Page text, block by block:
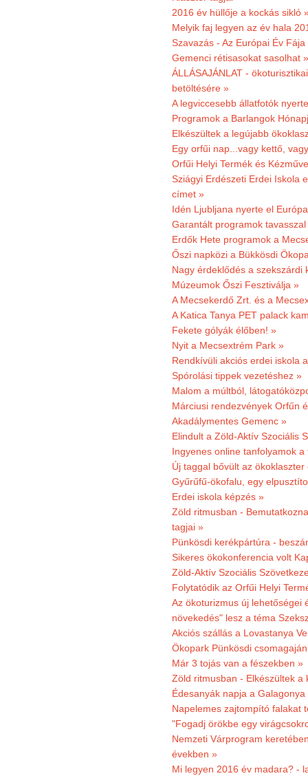
2016 év hüllője a kockás sikló
Melyik faj legyen az év hala
Szavazás - Az Európai Év
Gemenci rétisasokat sasolhat »
ÁLLÁSAJÁNLAT -
betöltésére »
A legviccesebb állatfotók
Programok a Barlangok
Elkészültek a legújabb
Egy orfűi nap...vagy kettő,
Orfűi Helyi Termék és
Sziágyi Erdészeti Erdei Iskola
címet »
Idén Ljubljana nyerte el
Garantált programok tavasszal
Erdők Hete programok a
Őszi napközi a Bükkösdi
Nagy érdeklődés a szekszárdi
Múzeumok Őszi Fesztiválja »
A Mecsekerdő Zrt. és a
A Katica Tanya PET palack
Fekete gólyák élőben! »
Nyit a Mecsextrém Park »
Rendkívüli akciós erdei iskola
Spórolási tippek vezetéshez »
Malom a múltból,
Márciusi rendezvények Orfűn
Akadálymentes Gemenc »
Elindult a Zöld-Aktív Szociális
Ingyenes online tanfolyamok
Új taggal bővült az ökoklaszter
Gyűrűfű-ökofalu, egy
Erdei iskola képzés »
Zöld ritmusban -
tagjai »
Pünkösdi kerékpártúra -
Sikeres ökokonferencia volt
Zöld-Aktív Szociális
Folytatódik az Orfűi Helyi
Az ökoturizmus új lehetőségei
növekedés" lesz a téma
Akciós szállás a Lovastanya
Ökopark Pünkösdi
Már 3 tojás van a fészekben »
Zöld ritmusban - Elkészültek
Édesanyák napja a
Napelemes zajtompító falakat
"Fogadj örökbe egy
Nemzeti Várprogram
években »
Mi legyen 2016 év madara? -